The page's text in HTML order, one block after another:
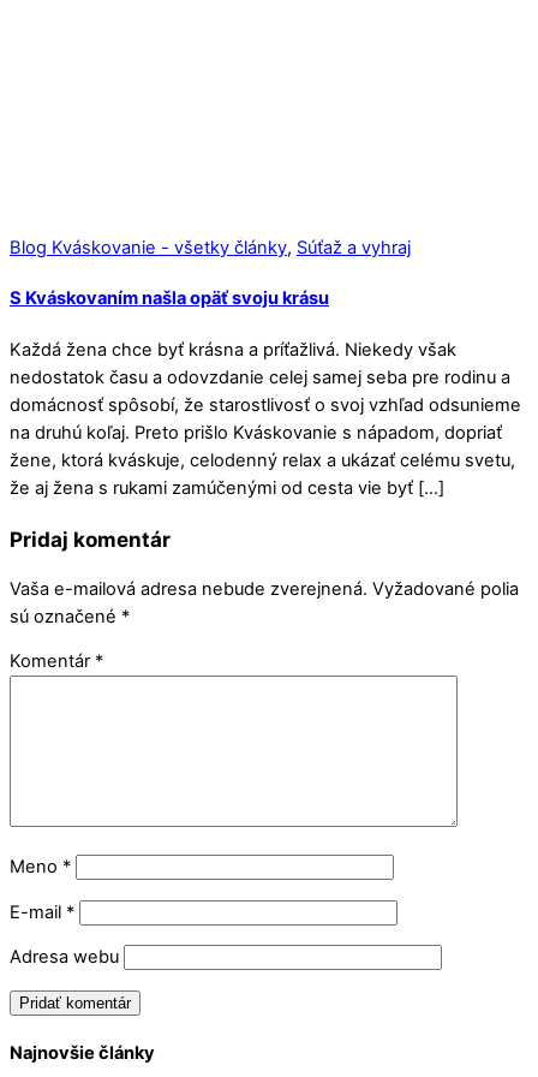
Blog Kváskovanie - všetky články, Súťaž a vyhraj
S Kváskovaním našla opäť svoju krásu
Každá žena chce byť krásna a príťažlivá. Niekedy však
nedostatok času a odovzdanie celej samej seba pre rodinu a
domácnosť spôsobí, že starostlivosť o svoj vzhľad odsunieme
na druhú koľaj. Preto prišlo Kváskovanie s nápadom, dopriať
žene, ktorá kváskuje, celodenný relax a ukázať celému svetu,
že aj žena s rukami zamúčenými od cesta vie byť […]
Pridaj komentár
Vaša e-mailová adresa nebude zverejnená. Vyžadované polia
sú označené *
Komentár *
Meno *
E-mail *
Adresa webu
Najnovšie články